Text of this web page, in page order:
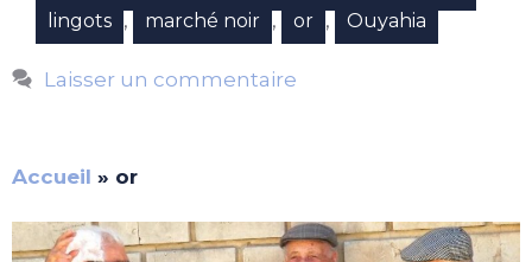
lingots , marché noir , or , Ouyahia
Laisser un commentaire
Accueil » or